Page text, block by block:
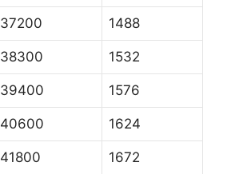
37200 1488
38300 1532
39400 1576
40600 1624
41800 1672